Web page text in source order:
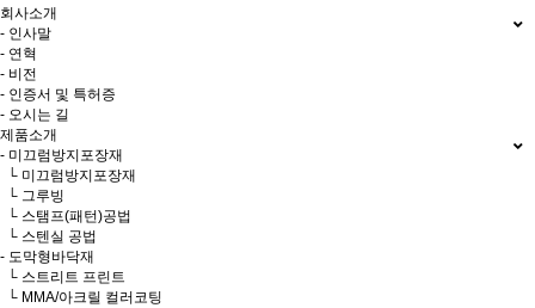
회사소개
- 인사말
- 연혁
- 비전
- 인증서 및 특허증
- 오시는 길
제품소개
- 미끄럼방지포장재
└ 미끄럼방지포장재
└ 그루빙
└ 스탬프(패턴)공법
└ 스텐실 공법
- 도막형바닥재
└ 스트리트 프린트
└ MMA/아크릴 컬러코팅